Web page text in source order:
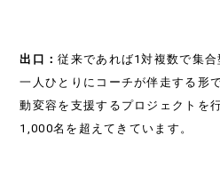
出口：従来であれば1対複数で集合
一人ひとりにコーチが伴走する形
動変容を支援するプロジェクトを
1,000名を超えてきています。